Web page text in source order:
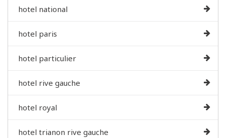
hotel national
hotel paris
hotel particulier
hotel rive gauche
hotel royal
hotel trianon rive gauche